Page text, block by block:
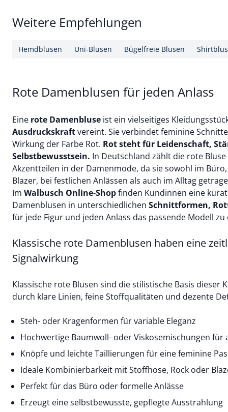
Weitere Empfehlungen
Hemdblusen Uni-Blusen Bügelfreie Blusen
Rote Damenblusen für jeden Anlass
Eine rote Damenbluse ist ein vielseitiges
Ausdruckskraftvereint. Sie verbindet feminine
Wirkung der Farbe Rot. Rot steht für Leidenschaft,
Selbstbewusstsein. In Deutschland zählt die rote
Akzentteilen in der Damenmode, da sie sowohl im
Blazer, bei festlichen Anlässen als auch im Alltag
Im Walbusch Online-Shopfinden Kundinnen eine
Damenblusen in unterschiedlichen Schnittformen,
für jede Figur und jeden Anlass das passende Modell
Klassische rote Damenblusen haben eine
Signalwirkung
Klassische rote Blusen sind die stilistische Basis dieser
durch klare Linien, feine Stoffqualitäten und dezente
Steh- oder Kragenformen für variable Eleganz
Hochwertige Baumwoll- oder Viskosemischungen
Knöpfe und leichte Taillierungen für eine feminine
Ideale Kombinierbarkeit mit Stoffhose, Rock oder
Perfekt für das Büro oder formelle Anlässe
Erzeugt eine selbstbewusste, gepflegte Ausstrahlung